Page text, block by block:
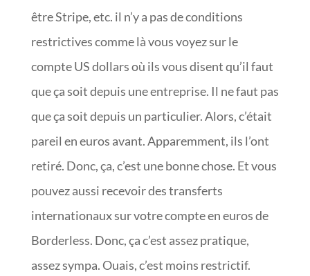
être Stripe, etc. il n’y a pas de conditions
restrictives comme là vous voyez sur le
compte US dollars où ils vous disent qu’il faut
que ça soit depuis une entreprise. Il ne faut pas
que ça soit depuis un particulier. Alors, c’était
pareil en euros avant. Apparemment, ils l’ont
retiré. Donc, ça, c’est une bonne chose. Et vous
pouvez aussi recevoir des transferts
internationaux sur votre compte en euros de
Borderless. Donc, ça c’est assez pratique,
assez sympa. Ouais, c’est moins restrictif.